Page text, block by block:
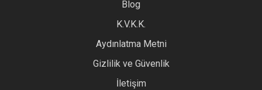
Ürün bilgilerinde hatalar bulunuyor.
Ürün fiyatı diğer sitelerden daha pahalı.
Blog
K.V.K.K.
Aydınlatma Metni
Gizlilik ve Güvenlik
İletişim